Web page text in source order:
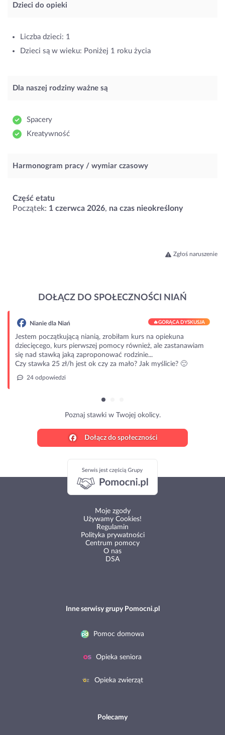
Dzieci do opieki
Liczba dzieci: 1
Dzieci są w wieku: Poniżej 1 roku życia
Dla naszej rodziny ważne są
Spacery
Kreatywność
Harmonogram pracy / wymiar czasowy
Część etatu
Początek: 1 czerwca 2026, na czas nieokreślony
Zgłoś naruszenie
DOŁĄCZ DO SPOŁECZNOŚCI NIAŃ
Nianie dla Niań 🔥GORĄCA DYSKUSJA
Jestem początkującą nianią, zrobiłam kurs na opiekuna
dziecięcego, kurs pierwszej pomocy również, ale zastanawiam
się nad stawką jaką zaproponować rodzinie...
Czy stawka 25 zł/h jest ok czy za mało? Jak myślicie? 🙂
24 odpowiedzi
Poznaj stawki w Twojej okolicy.
Dołącz do społeczności
Moje zgody
Używamy Cookies!
Regulamin
Polityka prywatności
Centrum pomocy
O nas
DSA
Inne serwisy grupy Pomocni.pl
Pomoc domowa
Opieka seniora
Opieka zwierząt
Polecamy